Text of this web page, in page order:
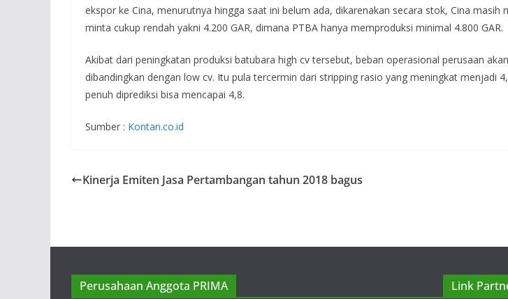
ekspor ke Cina, menurutnya hingga saat ini belum ada, dikarenakan secara stok, Cina
minta cukup rendah yakni 4.200 GAR, dimana PTBA hanya memproduksi minimal 4.800 GAR.
Akibat dari peningkatan produksi batubara high cv tersebut, beban operasional perusaan
dibandingkan dengan low cv. Itu pula tercermin dari stripping rasio yang meningkat menjadi
penuh diprediksi bisa mencapai 4,8.
Sumber : Kontan.co.id
Kinerja Emiten Jasa Pertambangan tahun 2018 bagus
Perusahaan Anggota PRIMA
PT Cipta Kridatama
Link